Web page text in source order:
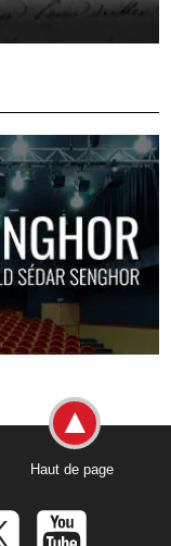
Haut de page